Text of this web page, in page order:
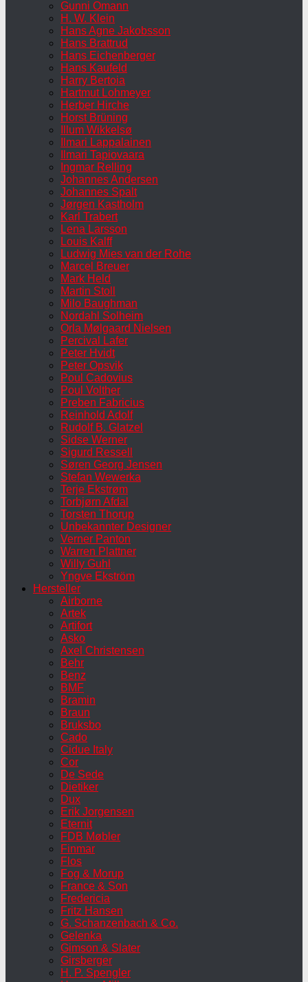
Gunni Omann
H. W. Klein
Hans Agne Jakobsson
Hans Brattrud
Hans Eichenberger
Hans Kaufeld
Harry Bertoia
Hartmut Lohmeyer
Herber Hirche
Horst Brüning
Illum Wikkelsø
Ilmari Lappalainen
Ilmari Tapiovaara
Ingmar Relling
Johannes Andersen
Johannes Spalt
Jørgen Kastholm
Karl Trabert
Lena Larsson
Louis Kalff
Ludwig Mies van der Rohe
Marcel Breuer
Mark Held
Martin Stoll
Milo Baughman
Nordahl Solheim
Orla Mølgaard Nielsen
Percival Lafer
Peter Hvidt
Peter Opsvik
Poul Cadovius
Poul Volther
Preben Fabricius
Reinhold Adolf
Rudolf B. Glatzel
Sidse Werner
Sigurd Ressell
Søren Georg Jensen
Stefan Wewerka
Terje Ekstrøm
Torbjørn Afdal
Torsten Thorup
Unbekannter Designer
Verner Panton
Warren Plattner
Willy Guhl
Yngve Ekström
Hersteller
Airborne
Artek
Artifort
Asko
Axel Christensen
Behr
Benz
BMF
Bramin
Braun
Bruksbo
Cado
Cidue Italy
Cor
De Sede
Dietiker
Dux
Erik Jorgensen
Eternit
FDB Møbler
Finmar
Flos
Fog & Morup
France & Son
Fredericia
Fritz Hansen
G. Schanzenbach & Co.
Gelenka
Gimson & Slater
Girsberger
H. P. Spengler